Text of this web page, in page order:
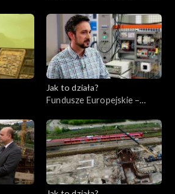
Jak to działa?
Fundusze Europejskie –